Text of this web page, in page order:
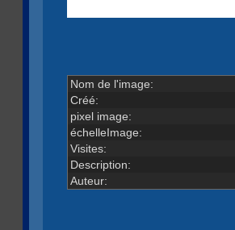
Nom de l'image:
Créé:
pixel image:
échelleImage:
Visites:
Description:
Auteur: